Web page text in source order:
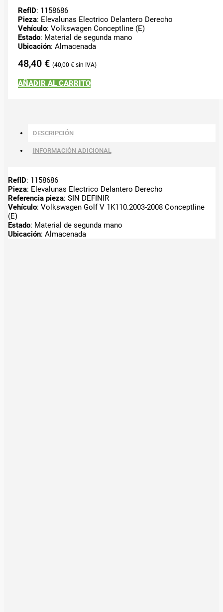
RefID: 1158686
Pieza: Elevalunas Electrico Delantero Derecho
Vehículo: Volkswagen Conceptline (E)
Estado: Material de segunda mano
Ubicación: Almacenada
48,40 € 40,00 €
AÑADIR AL CARRITO
DESCRIPCIÓN
INFORMACIÓN ADICIONAL
RefID: 1158686
Pieza: Elevalunas Electrico Delantero Derecho
Referencia pieza: SIN DEFINIR
Vehículo: Volkswagen Golf V 1K110.2003-2008 Conceptline
(E)
Estado: Material de segunda mano
Ubicación: Almacenada